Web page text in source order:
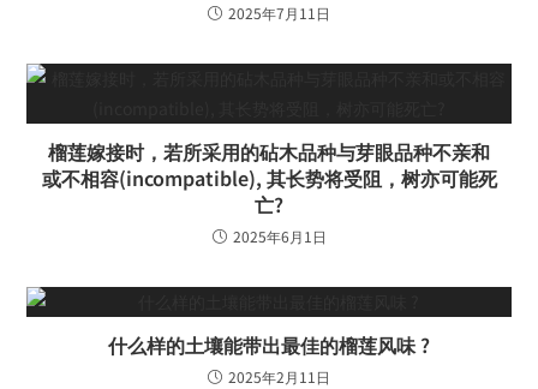
2025年7月11日
榴莲嫁接时，若所采用的砧木品种与芽眼品种不亲和
或不相容(incompatible), 其长势将受阻，树亦可能死
亡?
2025年6月1日
什么样的土壤能带出最佳的榴莲风味 ?
2025年2月11日